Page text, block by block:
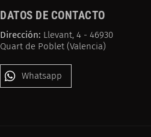
DATOS DE CONTACTO
Dirección: Llevant, 4 - 46930
Quart de Poblet (Valencia)
Whatsapp